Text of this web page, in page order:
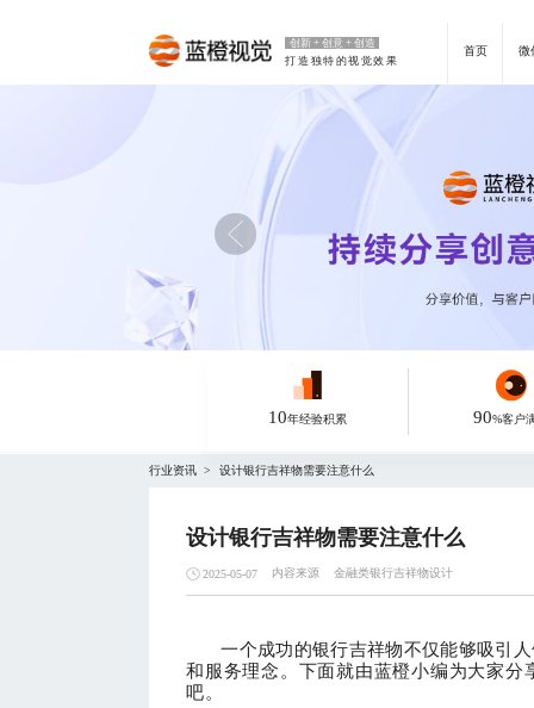
创新 + 创意 + 创造
打造独特的视觉效果
首页 微
10年经验积累 90%客户
行业资讯 > 设计银行吉祥物需要注意什么
设计银行吉祥物需要注意什么
2025-05-07 内容来源 金融类银行吉祥物设计
一个成功的银行吉祥物不仅能够吸引
和服务理念 。 下面就由蓝橙小编为大家分
吧。